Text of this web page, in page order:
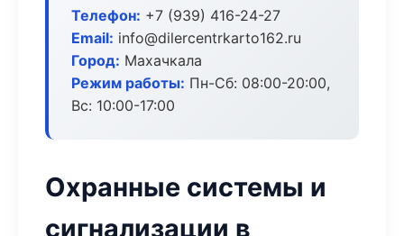
Телефон: +7 (939) 416-24-27
Email: info@dilercentrkarto162.ru
Город: Махачкала
Режим работы: Пн-Сб: 08:00-20:00,
Вс: 10:00-17:00
Охранные системы и
сигнализации в